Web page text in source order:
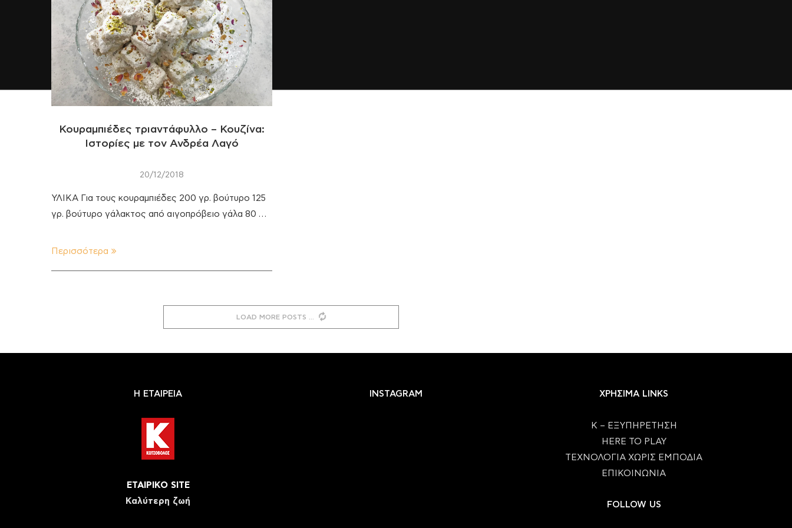
Κουραμπιέδες τριαντάφυλλο – Κουζίνα:
Ιστορίες με τον Ανδρέα Λαγό
20/12/2018
ΥΛΙΚΑ Για τους κουραμπιέδες 200 γρ. βούτυρο 125
γρ. βούτυρο γάλακτος από αιγοπρόβειο γάλα 80 …
Περισσότερα
LOAD MORE POSTS
Η ΕΤΑΙΡΕΙΑ
ΕΤΑΙΡΙΚΟ SITE
Καλύτερη ζωή
INSTAGRAM ΧΡΗΣΙΜΑ LINKS
Κ – ΕΞΥΠΗΡΕΤΗΣΗ
HERE TO PLAY
ΤΕΧΝΟΛΟΓΙΑ ΧΩΡΙΣ ΕΜΠΟΔΙΑ
ΕΠΙΚΟΙΝΩΝΙΑ
FOLLOW US